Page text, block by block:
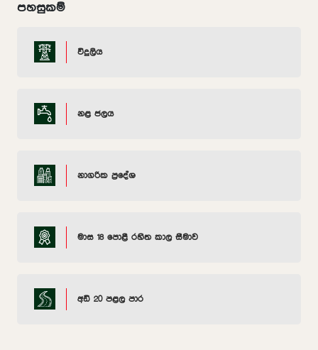
පහසුකම්
විදුලිය
නළ ජලය
නාගරික ප්‍රදේශ
මාස 18 පොළී රහිත කාල සීමාව
අඩි 20 පළල පාර